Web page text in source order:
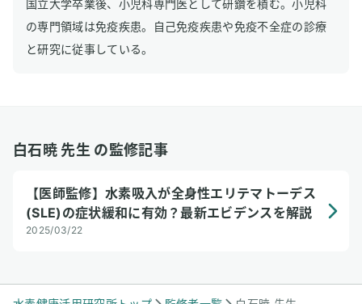
国立大学卒業後、小児科専門医として研鑽を積む。小児科
の専門領域は免疫疾患。自己免疫疾患や免疫不全症の診療
と研究に従事している。
白石暁 先生 の監修記事
【医師監修】水素吸入が全身性エリテマトーデス
(SLE)の症状緩和に有効？最新エビデンスを解説
2025/03/22